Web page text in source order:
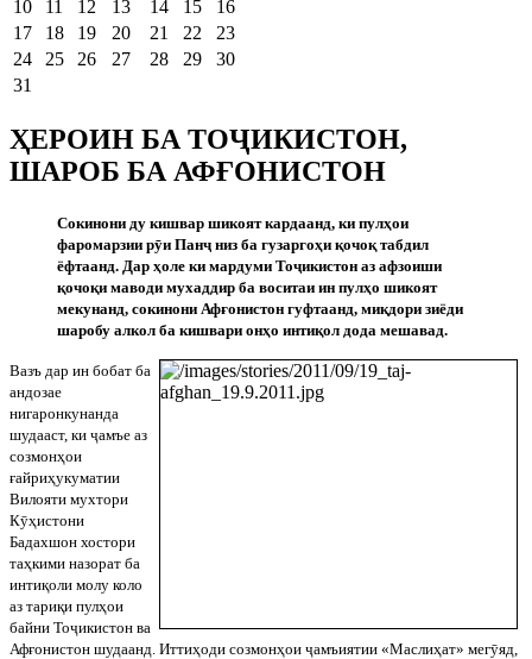
10
11 12 13 14 15
16
17
18 19 20 21 22
23
24
25 26 27 28 29
30
31
ҲЕРОИН БА ТОҶИКИСТОН,
ШАРОБ БА АФҒОНИСТОН
Сокинони ду кишвар шикоят кардаанд, ки пулҳои
фаромарзии рӯи Панҷ низ ба гузаргоҳи қочоқ табдил
ёфтаанд. Дар ҳоле ки мардуми Тоҷикистон аз афзоиши
қочоқи маводи мухаддир ба воситаи ин пулҳо шикоят
мекунанд, сокинони Афғонистон гуфтаанд, миқдори зиёди
шаробу алкол ба кишвари онҳо интиқол дода мешавад.
Вазъ дар ин бобат ба
андозае
нигаронкунанда
шудааст, ки ҷамъе аз
созмонҳои
ғайриҳукуматии
Вилояти мухтори
Кӯҳистони
Бадахшон хостори
таҳкими назорат ба
интиқоли молу коло
аз тариқи пулҳои
байни Тоҷикистон ва
Афғонистон шудаанд. Иттиҳоди созмонҳои ҷамъиятии «Маслиҳат» мегӯяд,